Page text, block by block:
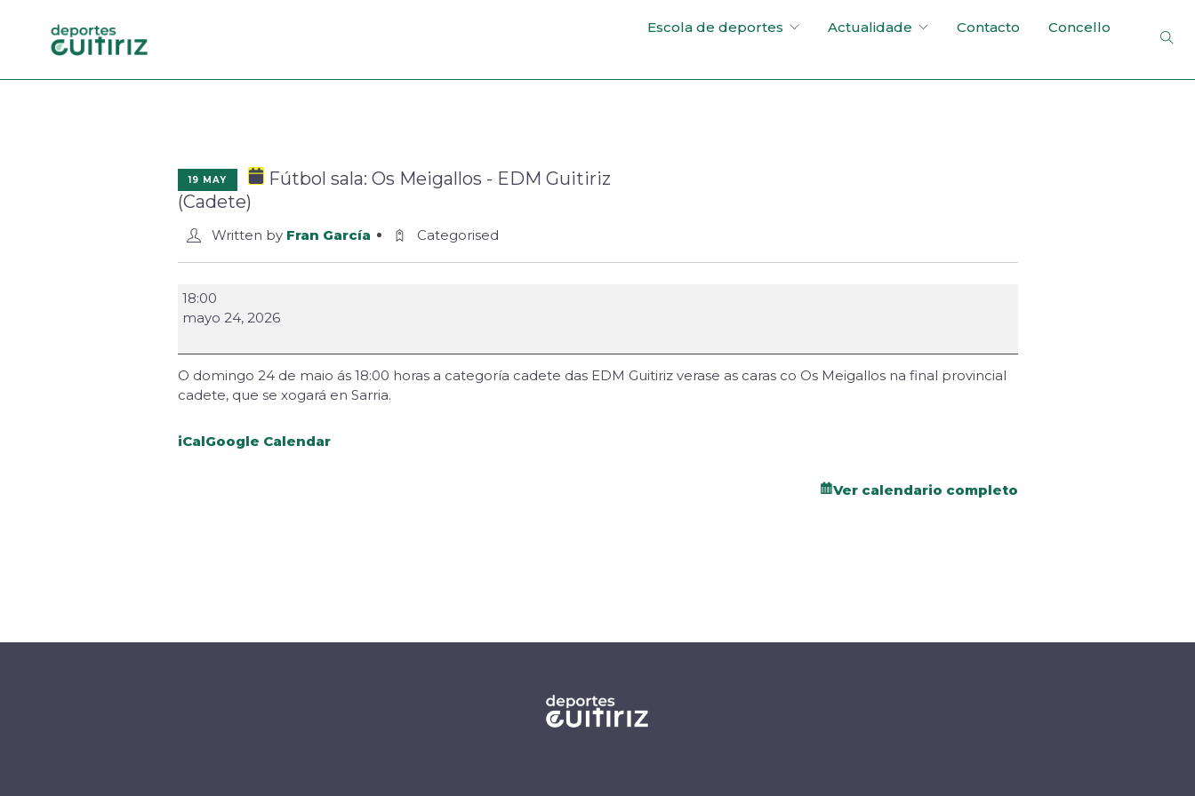
Escola de deportes Actualidade Contacto Concello
19 MAY
Fútbol sala: Os Meigallos - EDM Guitiriz
(Cadete)
Written by Fran García Categorised
18:00
mayo 24, 2026
O domingo 24 de maio ás 18:00 horas a categoría cadete das EDM Guitiriz verase as caras co Os Meigallos na final provincial
cadete, que se xogará en Sarria.
iCalGoogle Calendar
Ver calendario completo